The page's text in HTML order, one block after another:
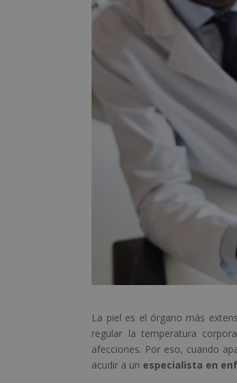
La piel es el órgano más
regular la temperatura
afecciones. Por eso, cuando
acudir a un especialista en